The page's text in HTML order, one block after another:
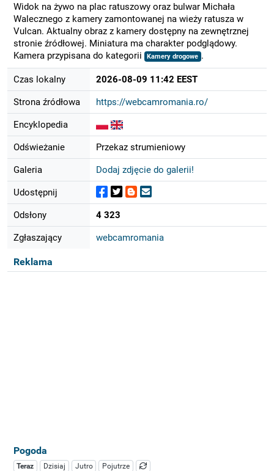
Widok na żywo na plac ratuszowy oraz bulwar Michała
Walecznego z kamery zamontowanej na wieży ratusza w
Vulcan. Aktualny obraz z kamery dostępny na zewnętrznej
stronie źródłowej. Miniatura ma charakter podglądowy.
Kamera przypisana do kategorii
Kamery drogowe .
Czas lokalny 2026-08-09 11:42 EEST
Strona źródłowa https://webcamromania.ro/
Encyklopedia
Odświeżanie Przekaz strumieniowy
Galeria Dodaj zdjęcie do galerii!
Udostępnij
Odsłony 4 323
Zgłaszający webcamromania
Reklama
Pogoda
Teraz Dzisiaj Jutro Pojutrze